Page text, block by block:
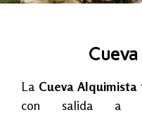
La Cueva Alquimista
con salida